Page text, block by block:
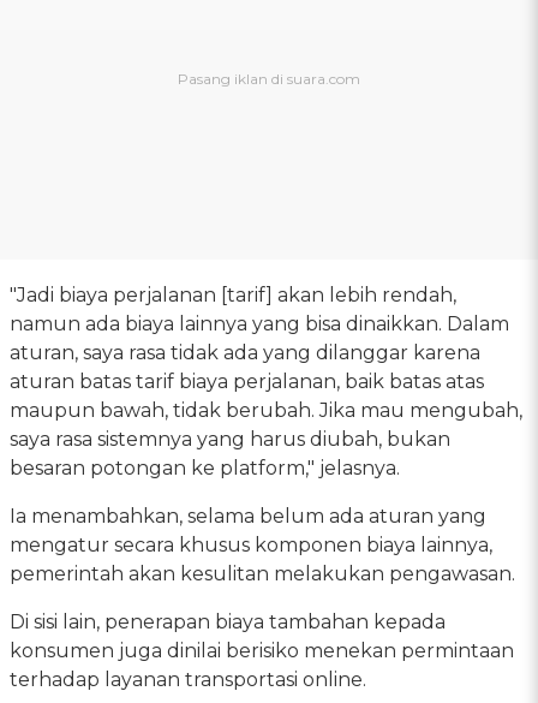
"Jadi biaya perjalanan [tarif] akan lebih rendah,
namun ada biaya lainnya yang bisa dinaikkan. Dalam
aturan, saya rasa tidak ada yang dilanggar karena
aturan batas tarif biaya perjalanan, baik batas atas
maupun bawah, tidak berubah. Jika mau mengubah,
saya rasa sistemnya yang harus diubah, bukan
besaran potongan ke platform," jelasnya.
Ia menambahkan, selama belum ada aturan yang
mengatur secara khusus komponen biaya lainnya,
pemerintah akan kesulitan melakukan pengawasan.
Di sisi lain, penerapan biaya tambahan kepada
konsumen juga dinilai berisiko menekan permintaan
terhadap layanan transportasi online.